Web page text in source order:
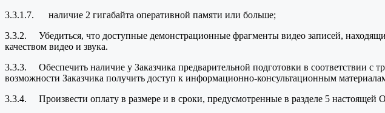
3.3.1.7. наличие 2 гигабайта оперативной памяти или больше;
3.3.2. Убедиться, что доступные демонстрационные фрагменты видео записей,
качеством видео и звука.
3.3.3. Обеспечить наличие у Заказчика предварительной подготовки в соответствии с
возможности Заказчика получить доступ к информационно-консультационным
3.3.4. Произвести оплату в размере и в сроки, предусмотренные в разделе 5 настоящей